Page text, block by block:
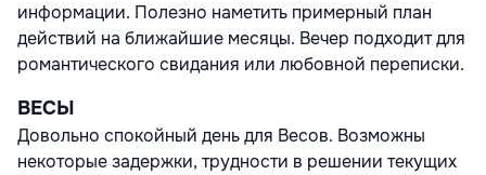
информации. Полезно наметить примерный план
действий на ближайшие месяцы. Вечер подходит для
романтического свидания или любовной переписки.
ВЕСЫ
Довольно спокойный день для Весов. Возможны
некоторые задержки, трудности в решении текущих